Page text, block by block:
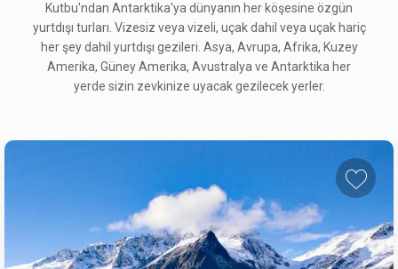
Kutbu'ndan Antarktika'ya dünyanın her köşesine özgün
yurtdışı turları. Vizesiz veya vizeli, uçak dahil veya uçak hariç
her şey dahil yurtdışı gezileri. Asya, Avrupa, Afrika, Kuzey
Amerika, Güney Amerika, Avustralya ve Antarktika her
yerde sizin zevkinize uyacak gezilecek yerler.